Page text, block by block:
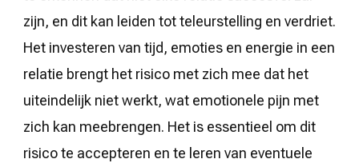
zijn, en dit kan leiden tot teleurstelling en verdriet.
Het investeren van tijd, emoties en energie in een
relatie brengt het risico met zich mee dat het
uiteindelijk niet werkt, wat emotionele pijn met
zich kan meebrengen. Het is essentieel om dit
risico te accepteren en te leren van eventuele